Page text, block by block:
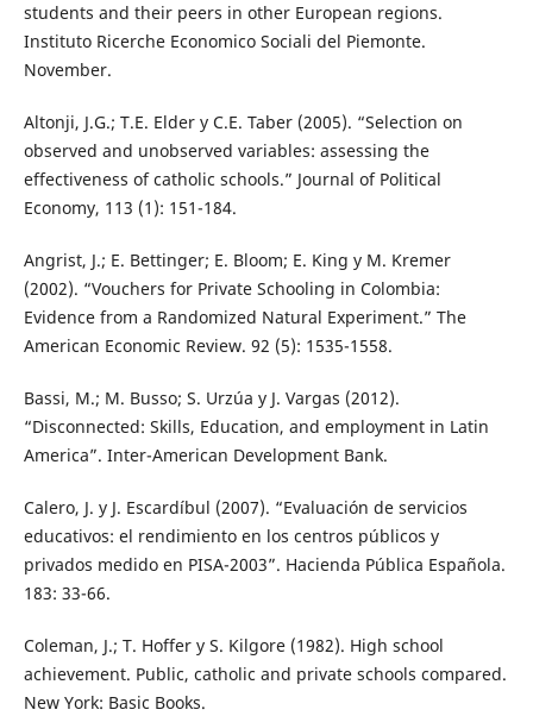
students and their peers in other European regions.
Instituto Ricerche Economico Sociali del Piemonte.
November.
Altonji, J.G.; T.E. Elder y C.E. Taber (2005). “Selection on
observed and unobserved variables: assessing the
effectiveness of catholic schools.” Journal of Political
Economy, 113 (1): 151-184.
Angrist, J.; E. Bettinger; E. Bloom; E. King y M. Kremer
(2002). “Vouchers for Private Schooling in Colombia:
Evidence from a Randomized Natural Experiment.” The
American Economic Review. 92 (5): 1535-1558.
Bassi, M.; M. Busso; S. Urzúa y J. Vargas (2012).
“Disconnected: Skills, Education, and employment in Latin
America”. Inter-American Development Bank.
Calero, J. y J. Escardíbul (2007). “Evaluación de servicios
educativos: el rendimiento en los centros públicos y
privados medido en PISA-2003”. Hacienda Pública Española.
183: 33-66.
Coleman, J.; T. Hoffer y S. Kilgore (1982). High school
achievement. Public, catholic and private schools compared.
New York: Basic Books.